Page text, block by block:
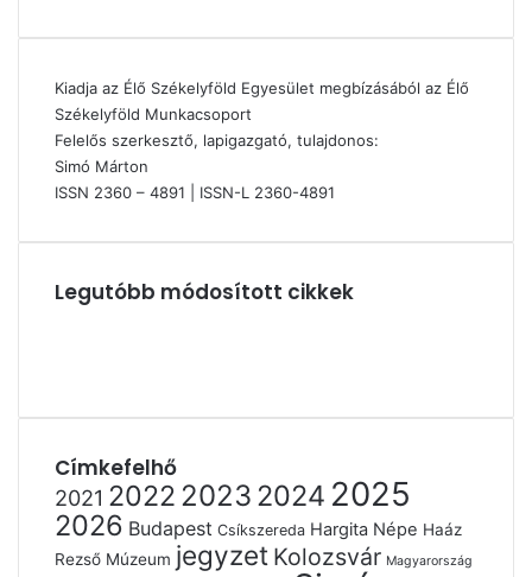
Kiadja az Élő Székelyföld Egyesület megbízásából az Élő
Székelyföld Munkacsoport
Felelős szerkesztő, lapigazgató, tulajdonos:
Simó Márton
ISSN 2360 – 4891 | ISSN-L 2360-4891
Legutóbb módosított cikkek
Címkefelhő
2021 2022 2023 2024 2025
2026 Budapest Csíkszereda Hargita Népe Haáz
Rezső Múzeum jegyzet Kolozsvár Magyarország